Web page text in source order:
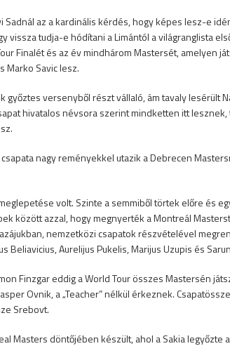
Sadnál az a kardinális kérdés, hogy képes lesz-e
vissza tudja-e hódítani a Limántól a világranglista
Finalét és az év mindhárom Mastersét, amelyen
Marko Savic lesz.
győztes versenyből részt vállaló, ám tavaly lesérült
hivatalos névsora szerint mindketten itt
nagy reményekkel utazik a Debrecen
volt. Szinte a semmiből törtek előre és
között azzal, hogy megnyerték a Montreál
nemzetközi csapatok részvételével
Beliavicius, Aurelijus Pukelis, Marijus Uzupis és
Finzgar eddig a World Tour összes Mastersén
Ovnik, a „Teacher” nélkül érkeznek.
Srebovt.
Masters döntőjében készült, ahol a Sakia legyőzte